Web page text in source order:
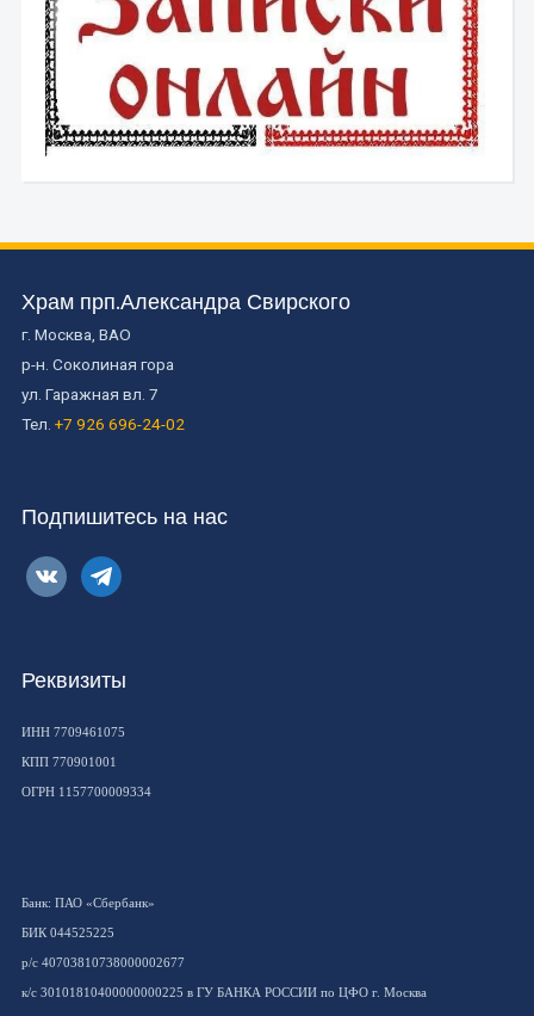
Храм прп.Александра Свирского
г. Москва, ВАО
р-н. Соколиная гора
ул. Гаражная вл. 7
Тел. +7 926 696-24-02
Подпишитесь на нас
vkontaktetelegram
Реквизиты
ИНН 7709461075
КПП 770901001
ОГРН 1157700009334
Банк: ПАО «Сбербанк»
БИК 044525225
р/с 40703810738000002677
к/с 30101810400000000225 в ГУ БАНКА РОССИИ по ЦФО г. Москва